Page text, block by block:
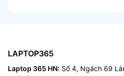
LAPTOP365
Laptop 365 HN: Số 4, Ngách 69